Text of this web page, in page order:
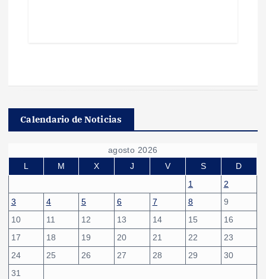
Calendario de Noticias
agosto 2026
L
M X J V S
D
1
2
3
4 5 6 7 8
9
10
11 12 13 14 15
16
17
18 19 20 21 22
23
24
25 26 27 28 29
30
31